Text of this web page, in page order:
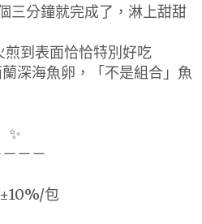
三分鐘就完成了，淋上甜甜
到表面恰恰特別好吃
深海魚卵，「不是組合」魚
✨
－－
包